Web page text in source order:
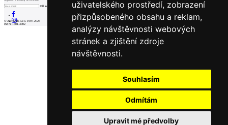
uživatelského prostředí, zobrazení
přizpůsobeného obsahu a reklam,
analýzy návštěvnosti webových
stránek a zjištění zdroje
návštěvnosti.
Souhlasím
Odmítám
Upravit mé předvolby
Fill in „nospam“
© Archiweb, s.r.o. 1997-2026
ISSN: 1801-3902